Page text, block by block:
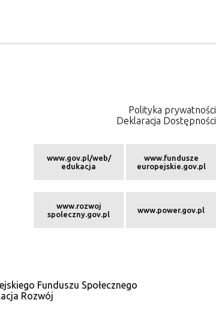
Polityka prywatności
Deklaracja Dostępności
www.gov.pl/web/
edukacja
www.fundusze
europejskie.gov.pl
www.rozwoj
spoleczny.gov.pl
www.power.gov.pl
Funduszu Społecznego
Rozwój